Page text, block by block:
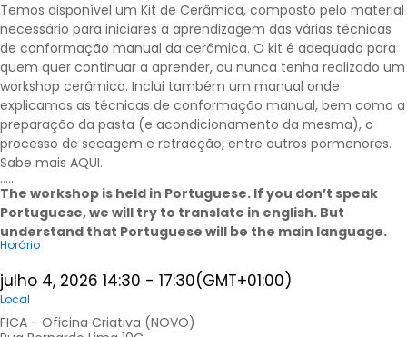
Temos disponível um Kit de Cerâmica, composto pelo material
necessário para iniciares a aprendizagem das várias técnicas
de conformação manual da cerâmica. O kit é adequado para
quem quer continuar a aprender, ou nunca tenha realizado um
workshop cerâmica. Inclui também um manual onde
explicamos as técnicas de conformação manual, bem como a
preparação da pasta (e acondicionamento da mesma), o
processo de secagem e retracção, entre outros pormenores.
Sabe mais AQUI.
…..
The workshop is held in Portuguese. If you don’t speak
Portuguese, we will try to translate in english. But
understand that Portuguese will be the main language.
Horário
julho 4, 2026 14:30 - 17:30(GMT+01:00)
Local
FICA - Oficina Criativa (NOVO)